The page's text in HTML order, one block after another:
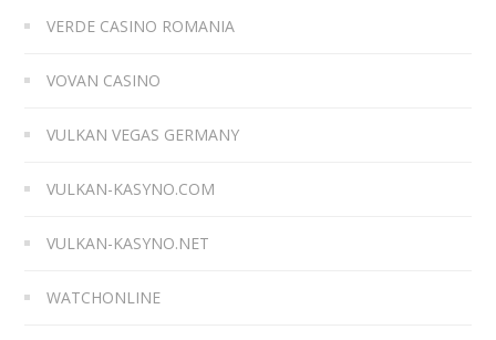
VERDE CASINO ROMANIA
VOVAN CASINO
VULKAN VEGAS GERMANY
VULKAN-KASYNO.COM
VULKAN-KASYNO.NET
WATCHONLINE